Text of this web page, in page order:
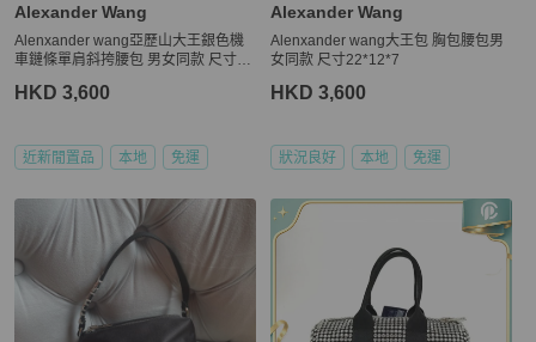
Alexander Wang
Alenxander wang亞歷山大王銀色機
車鏈條單肩斜挎腰包 男女同款 尺寸34
HKD 3,600
近新閒置品 本地 免運
Alexander Wang
Alenxander wang大王包 胸包腰包男
女同款 尺寸22*12*7
HKD 3,600
狀況良好 本地 免運